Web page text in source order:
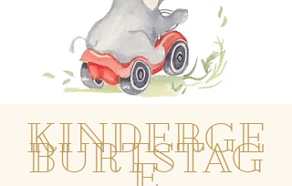
KINDERGE
BURTSTAG